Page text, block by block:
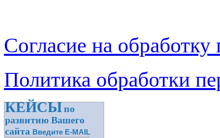
Согласие на
Политика обработки
КЕЙСЫпо
развитию Вашего
сайта Введите E-MAIL